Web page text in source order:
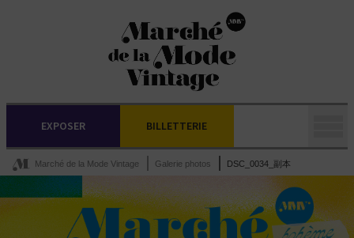
EXPOSER BILLETTERIE
Marché de la Mode Vintage Galerie photos DSC_0034_副本